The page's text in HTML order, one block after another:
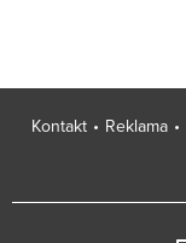
Kontakt Reklama